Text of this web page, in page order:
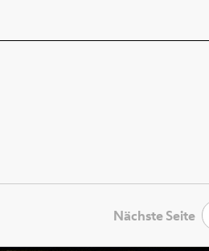
Nächste Seite